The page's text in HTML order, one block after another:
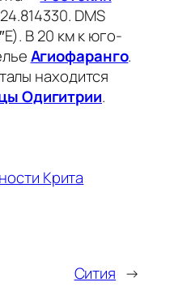
DMS
В 20 км к юго-
Агиофаранго.
находится
Одигитрии.
Крита
Сития →